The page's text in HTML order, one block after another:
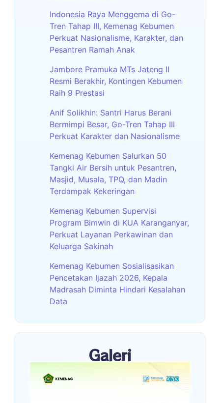
Indonesia Raya Menggema di Go-
Tren Tahap III, Kemenag Kebumen
Perkuat Nasionalisme, Karakter, dan
Pesantren Ramah Anak
Jambore Pramuka MTs Jateng II
Resmi Berakhir, Kontingen Kebumen
Raih 9 Prestasi
Anif Solikhin: Santri Harus Berani
Bermimpi Besar, Go-Tren Tahap III
Perkuat Karakter dan Nasionalisme
Kemenag Kebumen Salurkan 50
Tangki Air Bersih untuk Pesantren,
Masjid, Musala, TPQ, dan Madin
Terdampak Kekeringan
Kemenag Kebumen Supervisi
Program Bimwin di KUA Karanganyar,
Perkuat Layanan Perkawinan dan
Keluarga Sakinah
Kemenag Kebumen Sosialisasikan
Pencetakan Ijazah 2026, Kepala
Madrasah Diminta Hindari Kesalahan
Data
Galeri